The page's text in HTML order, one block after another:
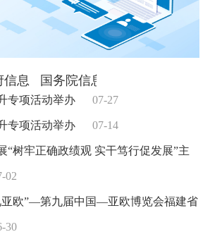
信息 国务院信息
专项活动举办 07-27
专项活动举办 07-14
“树牢正确政绩观 实干笃行促发展”主
02
亚欧”—第九届中国—亚欧博览会福建省
30